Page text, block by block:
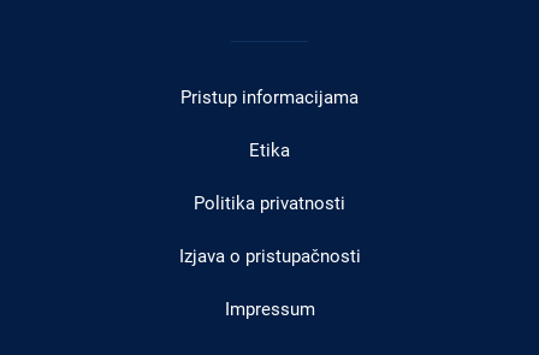
Pristup informacijama
Etika
Politika privatnosti
Izjava o pristupačnosti
Impressum